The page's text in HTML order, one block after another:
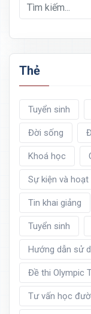
Thẻ
Tuyển sinh
Đời sống
Khoá học
Sự kiện và hoạt
Tin khai giảng
Tuyển sinh
Hướng dẫn sử
Đề thi Olympic
Tư vấn học